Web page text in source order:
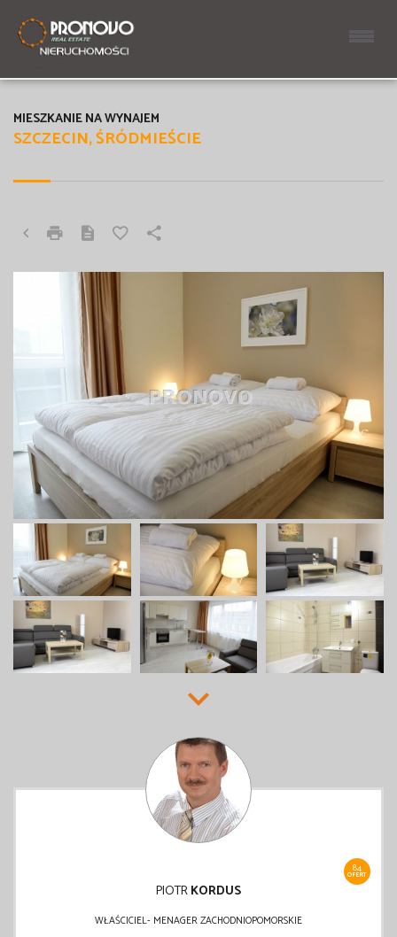
SZCZECIN, ŚRÓDMIEŚCIE
MIESZKANIE NA WYNAJEM
84
OFERT
PIOTRKORDUS
WŁAŚCICIEL- MENAGER ZACHODNIOPOMORSKIE